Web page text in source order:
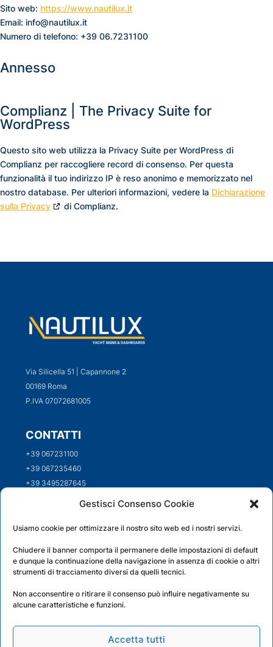
Gestisci Consenso Cookie
Usiamo cookie per ottimizzare il nostro sito web ed i nostri servizi.
Chiudere il banner comporta il permanere delle impostazioni di default
e dunque la continuazione della navigazione in assenza di cookie o altri
strumenti di tracciamento diversi da quelli tecnici.
Non acconsentire o ritirare il consenso può influire negativamente su
alcune caratteristiche e funzioni.
Accetta tutti
Sito web: https://www.nautilux.it
Email: info@nautilux.it
Numero di telefono: +39 06.7231100
Annesso
Complianz | The Privacy Suite for
WordPress
Questo sito web utilizza la Privacy Suite per WordPress di
Complianz per raccogliere record di consenso. Per questa
funzionalità il tuo indirizzo IP è reso anonimo e memorizzato nel
nostro database. Per ulteriori informazioni, vedere la Dichiarazione
sulla Privacy
di Complianz.
Via Silicella 51 | Capannone 2
00169 Roma
P.IVA 07072681005
CONTATTI
+39 067231100
+39 067235460
+39 3495287645
SEGUICI SUI SOCIAL
INFO LEGALI
Privacy Policy
Cookie Policy